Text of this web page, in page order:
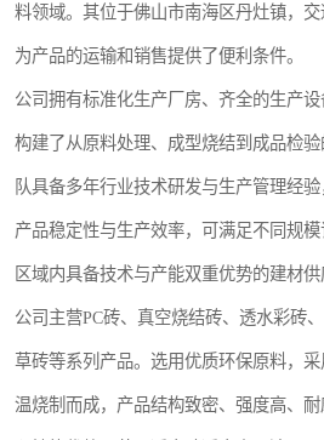
料领域。其位于佛山市南海区丹灶镇，
为产品的运输和销售提供了便利条件。
公司拥有标准化生产厂房、齐全的生产设
构建了从原料处理、成型烧结到成品检
队具备多年行业技术研发与生产管理经
产品稳定性与生产效率，可满足不同规
区域内具备技术与产能双重优势的建材供
公司主营PC砖、真空烧结砖、透水彩砖
草砖等系列产品。选用优质环保原料，
温烧制而成，产品结构致密、强度高、